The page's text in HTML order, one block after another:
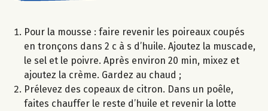
Pour la mousse : faire revenir les poireaux coupés
en tronçons dans 2 c à s d’huile. Ajoutez la muscade,
le sel et le poivre. Après environ 20 min, mixez et
ajoutez la crème. Gardez au chaud ;
Prélevez des copeaux de citron. Dans un poêle,
faites chauffer le reste d’huile et revenir la lotte